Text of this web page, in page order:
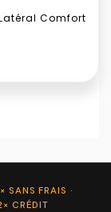
Comfort
SANS FRAIS ·
CRÉDIT